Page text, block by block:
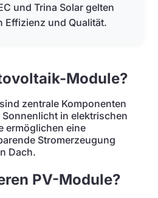
und Trina Solar gelten
Effizienz und Qualität.
Module?
zentrale Komponenten
in elektrischen
ermöglichen eine
Stromerzeugung
Dach.
PV-Module?